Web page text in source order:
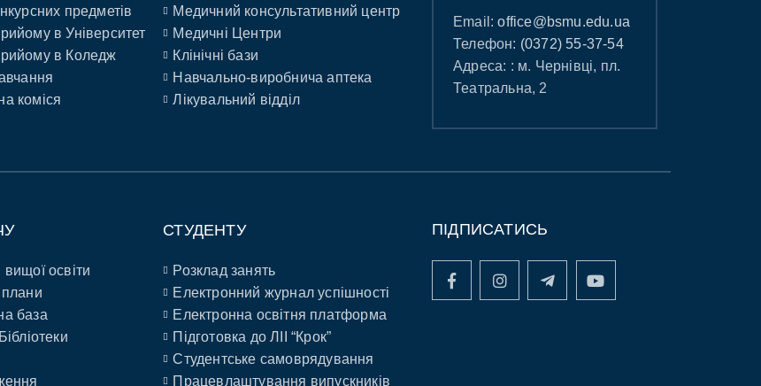
предметів
в Університет
в Коледж
коміся
Медичний консультативний центр
Медичні Центри
Клінічні бази
Навчально-виробнича аптека
Лікувальний відділ
Email:office@bsmu.edu.ua
Телефон: (0372) 55-37-54
Адреса: : м. Чернівці, пл.
Театральна, 2
освіти
плани
база
СТУДЕНТУ
Розклад занять
Електронний журнал успішності
Електронна освітня платформа
Підготовка до ЛІІ “Крок”
Студентське самоврядування
Працевлаштування випускників
ПІДПИСАТИСЬ